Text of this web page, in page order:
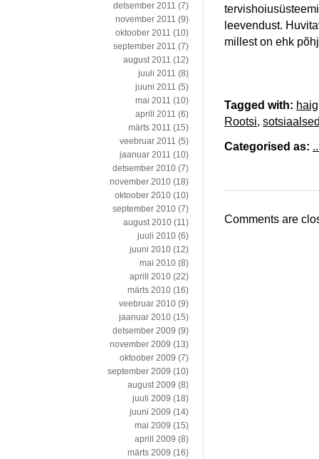
leevendust.
millest on ehk
Tagged with:
Rootsi,
Categorised as:
Comments are
detsember 2011 (7)
november 2011 (9)
oktoober 2011 (10)
september 2011 (7)
august 2011 (12)
juuli 2011 (8)
juuni 2011 (5)
mai 2011 (10)
aprill 2011 (6)
märts 2011 (15)
veebruar 2011 (5)
jaanuar 2011 (10)
detsember 2010 (7)
november 2010 (18)
oktoober 2010 (10)
september 2010 (7)
august 2010 (11)
juuli 2010 (6)
juuni 2010 (12)
mai 2010 (8)
aprill 2010 (22)
märts 2010 (16)
veebruar 2010 (9)
jaanuar 2010 (15)
detsember 2009 (9)
november 2009 (13)
oktoober 2009 (7)
september 2009 (10)
august 2009 (8)
juuli 2009 (18)
juuni 2009 (14)
mai 2009 (15)
aprill 2009 (8)
märts 2009 (16)